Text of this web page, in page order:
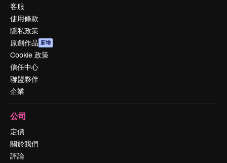
客服
使用條款
隱私政策
原創作品 新增
Cookie 政策
信任中心
聯盟夥伴
企業
公司
定價
關於我們
評論